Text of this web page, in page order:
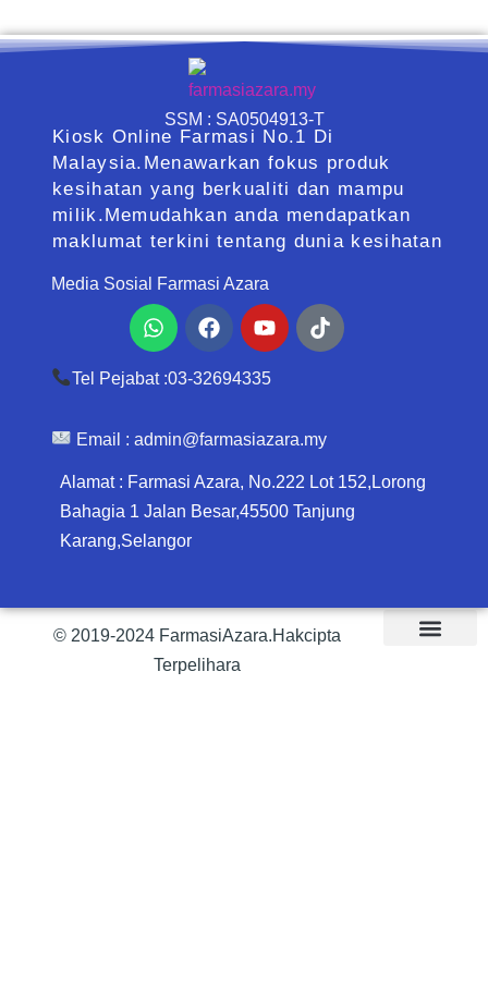
SSM : SA0504913-T
Kiosk Online Farmasi No.1 Di
Malaysia.Menawarkan fokus produk
kesihatan yang berkualiti dan mampu
milik.Memudahkan anda mendapatkan
maklumat terkini tentang dunia kesihatan
Media Sosial Farmasi Azara
WhatsappFacebookYoutubeTiktok
Tel Pejabat :03-32694335
Email : admin@farmasiazara.my
Alamat : Farmasi Azara, No.222 Lot 152,Lorong
Bahagia 1 Jalan Besar,45500 Tanjung
Karang,Selangor
© 2019-2024 FarmasiAzara.Hakcipta
Terpelihara